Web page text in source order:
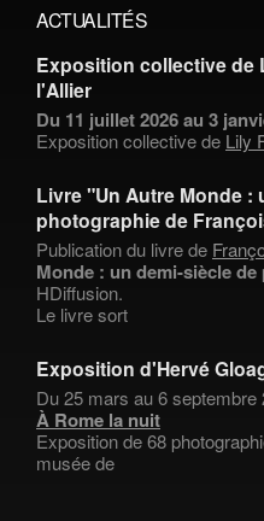
ACTUALITÉS
Exposition collective de
l'Allier
Du 11 juillet 2026 au 3
Exposition collective de Lily
Livre "Un Autre Monde :
photographie de
Publication du livre de
Monde : un demi-siècle
HDiffusion.
Le livre sort
Exposition d'Hervé
Du 25 mars au 6 septembre
À Rome la nuit
Exposition de 68
musée de